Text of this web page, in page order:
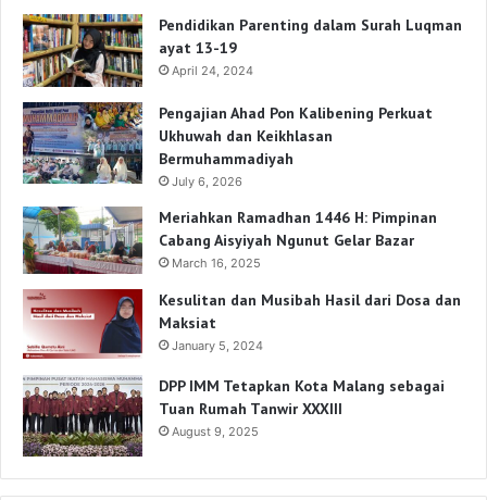
Pendidikan Parenting dalam Surah Luqman
ayat 13-19
April 24, 2024
Pengajian Ahad Pon Kalibening Perkuat
Ukhuwah dan Keikhlasan
Bermuhammadiyah
July 6, 2026
Meriahkan Ramadhan 1446 H: Pimpinan
Cabang Aisyiyah Ngunut Gelar Bazar
March 16, 2025
Kesulitan dan Musibah Hasil dari Dosa dan
Maksiat
January 5, 2024
DPP IMM Tetapkan Kota Malang sebagai
Tuan Rumah Tanwir XXXIII
August 9, 2025